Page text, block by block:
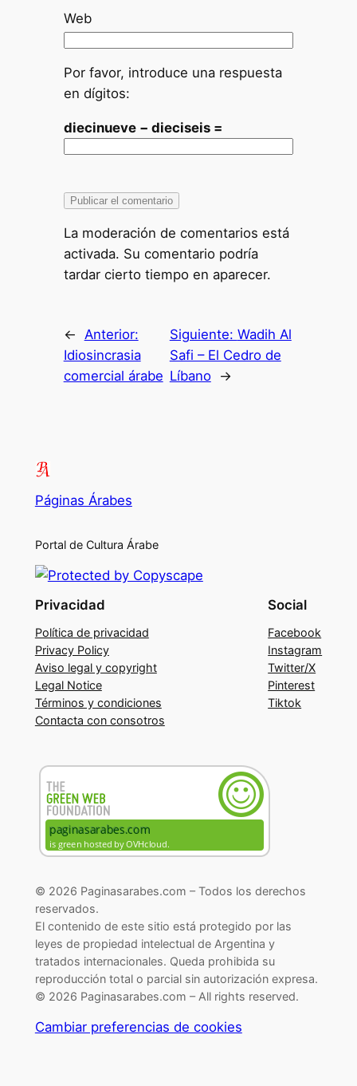
Web
Por favor, introduce una respuesta
en dígitos:
diecinueve − dieciseis =
La moderación de comentarios está
activada. Su comentario podría
tardar cierto tiempo en aparecer.
←
Anterior:
Idiosincrasia
comercial árabe
Siguiente: Wadih Al
Safi – El Cedro de
Líbano
→
Páginas Árabes
Portal de Cultura Árabe
Privacidad
Política de privacidad
Privacy Policy
Aviso legal y copyright
Legal Notice
Términos y condiciones
Contacta con consotros
Social
Facebook
Instagram
Twitter/X
Pinterest
Tiktok
© 2026 Paginasarabes.com – Todos los derechos
reservados.
El contenido de este sitio está protegido por las
leyes de propiedad intelectual de Argentina y
tratados internacionales. Queda prohibida su
reproducción total o parcial sin autorización expresa.
© 2026 Paginasarabes.com – All rights reserved.
Cambiar preferencias de cookies